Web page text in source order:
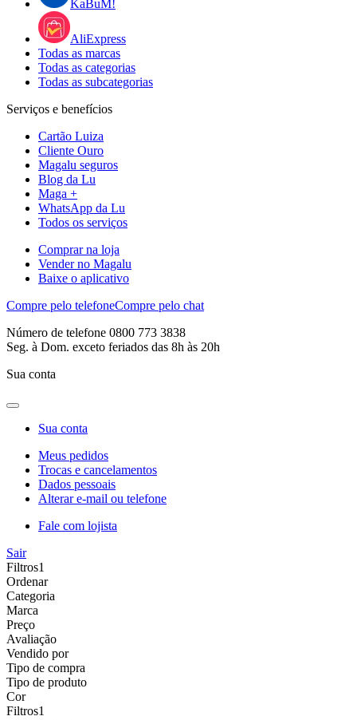
KaBuM!
AliExpress
Todas as marcas
Todas as categorias
Todas as subcategorias
Serviços e benefícios
Cartão Luiza
Cliente Ouro
Magalu seguros
Blog da Lu
Maga +
WhatsApp da Lu
Todos os serviços
Comprar na loja
Vender no Magalu
Baixe o aplicativo
Compre pelo telefoneCompre pelo chat
Número de telefone 0800 773 3838
Seg. à Dom. exceto feriados das 8h às 20h
Sua conta
Sua conta
Meus pedidos
Trocas e cancelamentos
Dados pessoais
Alterar e-mail ou telefone
Fale com lojista
Sair
Filtros1
Ordenar
Categoria
Marca
Preço
Avaliação
Vendido por
Tipo de compra
Tipo de produto
Cor
Filtros1